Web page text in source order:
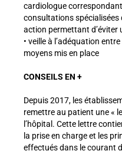
cardiologue
consultations
action permettant d’éviter
• veille à l’adéquation
moyens mis en place
CONSEILS EN +
Depuis 2017, les
remettre au patient une «
l’hôpital. Cette lettre
la prise en charge et les
effectués dans le courant